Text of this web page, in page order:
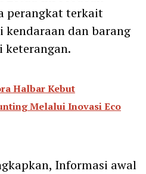
perangkat terkait
kendaraan dan barang
Halbar Kebut
Melalui Inovasi Eco
Informasi awal